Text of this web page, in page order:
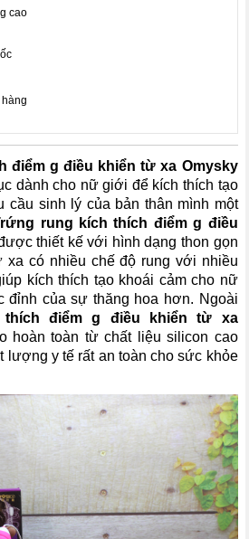
cao
điểm g điều khiển từ xa Omysky
dành cho nữ giới để kích thích tạo
cầu sinh lý của bản thân mình một
rung kích thích điểm g điều
thiết kế với hình dạng thon gọn
có nhiều chế độ rung với nhiều
kích thích tạo khoái cảm cho nữ
đỉnh của sự thăng hoa hơn. Ngoài
điểm g điều khiển từ xa
hoàn toàn từ chất liệu silicon cao
lượng y tế rất an toàn cho sức khỏe